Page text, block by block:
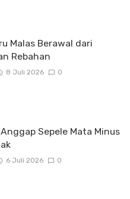
Malas Berawal dari
Rebahan
8 Juli 2026 0
Sepele Mata Minus
6 Juli 2026 0